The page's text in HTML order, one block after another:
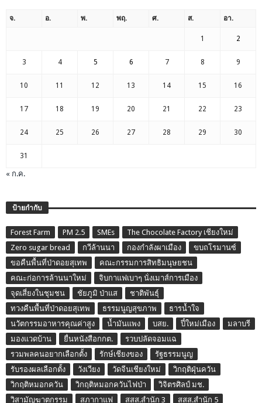
จ. อ. พ. พฤ. ศ. ส. อา.
1 2
3 4 5 6 7 8 9
10 11 12 13 14 15 16
17 18 19 20 21 22 23
24 25 26 27 28 29 30
31
« ก.ค.
ป้ายกำกับ
Forest Farm PM 2.5 SMEs
The Chocolate Factory เชียงใหม่
Zero sugar bread
กวีล้านนา กองกำลังผาเมือง
ขบถโรมานซ์
ขอคืนพื้นที่ป่าดอยสุเทพ
คณะกรรมการสิทธิมนุษยชน
คณะก่อการล้านนาใหม่
จิบกาแฟเบาๆ นั่งเมาส์การเมือง
จุดเสี่ยงในชุมชน
ชัยภูมิ ป่าแส
ชาติพันธุ์
ทวงคืนพื้นที่ป่าดอยสุเทพ
ธรรมนูญสุขภาพ
ธารน้ำใจ
นวัตกรรมอาหารคุณค่าสูง
น้ำมันแพง บสย. ปี๋ใหม่เมือง
มลาบรี
มองแวดบ้าน
ยื่นหนังสือกกต.
รวบปลัดจอมแฉ
รวมพลคนอยากเลือกตั้ง
รักษ์เชียงของ
รัฐธรรมนูญ
รับรองผลเลือกตั้ง
วังเวียง วัดจีนเชียงใหม่
วิกฤติฝุ่นควัน
วิกฤติหมอกควัน
วิกฤติหมอกควันไฟป่า
วิจิตรศิลป์ มช.
วิสามัญฆาตกรรม
สภากาแฟ สสส.สำนัก 3 สสส.สำนัก 5